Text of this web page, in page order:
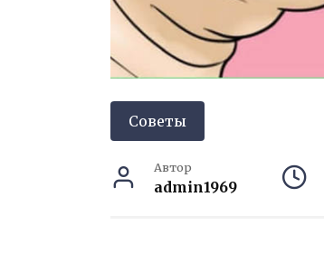
Советы
Автор
admin1969